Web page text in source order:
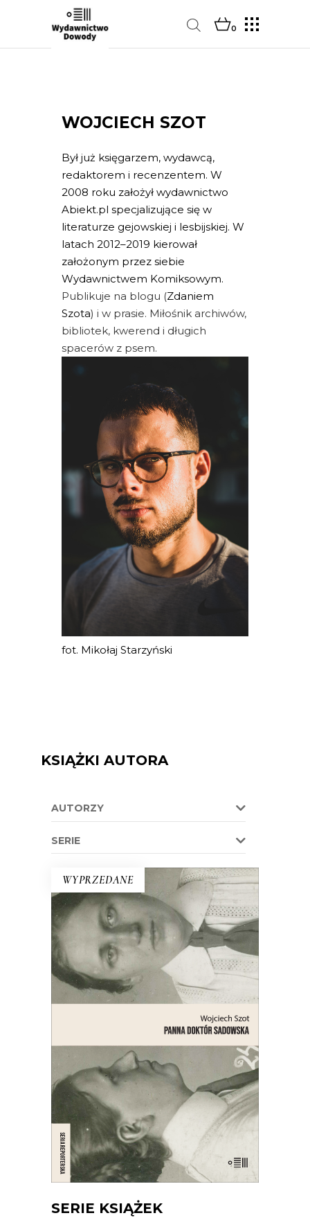
0
WOJCIECH SZOT
Był już księgarzem, wydawcą,
redaktorem i recenzentem. W
2008 roku założył wydawnictwo
Abiekt.pl specjalizujące się w
literaturze gejowskiej i lesbijskiej. W
latach 2012–2019 kierował
założonym przez siebie
Wydawnictwem Komiksowym.
Publikuje na blogu (Zdaniem
Szota) i w prasie. Miłośnik archiwów,
bibliotek, kwerend i długich
spacerów z psem.
fot. Mikołaj Starzyński
KSIĄŻKI AUTORA
AUTORZY
SERIE
WYPRZEDANE
E-BOOK DO KOSZYKA
PANNA DOKTÓR SADOWSKA
Opowieść o lekarce, naukowczyni,
działaczce społecznej, feministce,
patriotce, automobilistce,
przedsiębiorczyni, lesbijce – bohaterce
jednego z najgłośniejszych skandali
obyczajowych międzywojennej
Warszawy.
42.00 21.00zł
SERIE KSIĄŻEK